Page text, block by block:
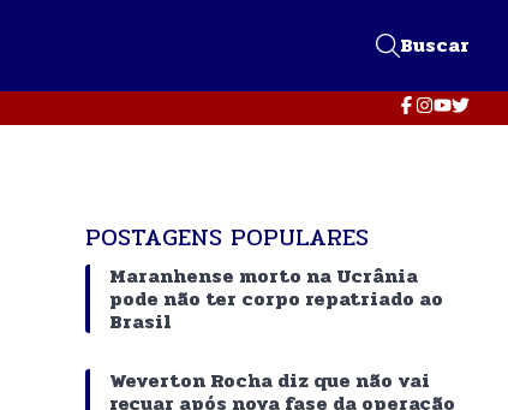
Buscar
POSTAGENS POPULARES
Maranhense morto na Ucrânia
pode não ter corpo repatriado ao
Brasil
Weverton Rocha diz que não vai
recuar após nova fase da operação